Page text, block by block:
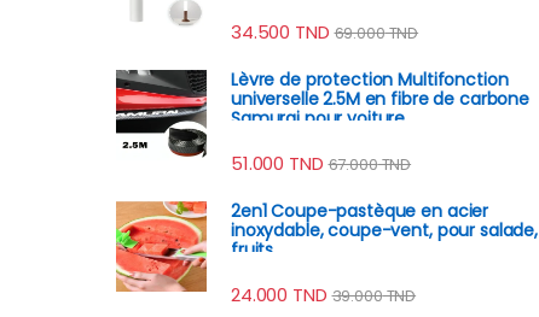
34.500 TND 69.000TND
Lèvre de protection Multifonction
universelle 2.5M en fibre de carbone
Samurai pour voiture
51.000 TND 67.000TND
2en1 Coupe-pastèque en acier
inoxydable, coupe-vent, pour salade,
fruits
24.000 TND 39.000TND